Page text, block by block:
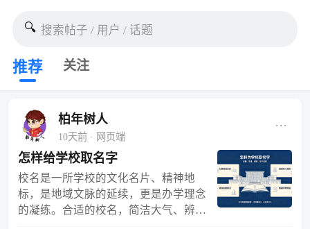
🔍 搜索帖子 / 用户 / 话题
推荐 关注
柏年树人
10天前· 网页端
···
怎样给学校取名字
校名是一所学校的文化名片、精神地
标，是地域文脉的延续，更是办学理念
的凝练。合适的校名，简洁大气、辨识